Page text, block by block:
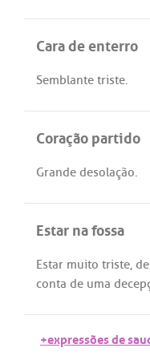
Cara de enterro
Semblante triste.
Coração partido
Grande desolação.
Estar na fossa
Estar muito triste,
conta de uma
+expressões de